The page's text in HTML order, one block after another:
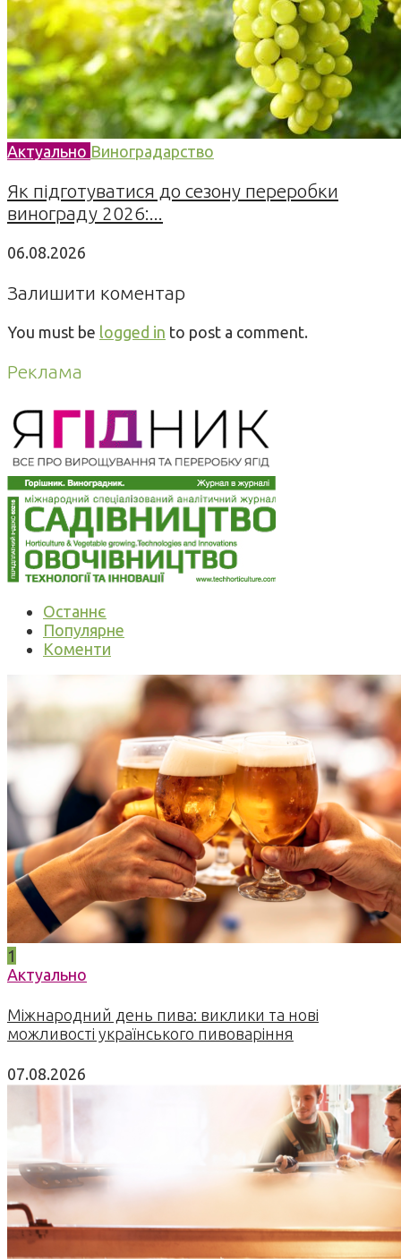
Актуально Виноградарство
Як підготуватися до сезону переробки
винограду 2026:...
06.08.2026
Залишити коментар
You must be logged in to post a comment.
Реклама
Останнє
Популярне
Коменти
1
Актуально
Міжнародний день пива: виклики та нові
можливості українського пивоваріння
07.08.2026